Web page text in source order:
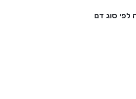
לפי סוג דם